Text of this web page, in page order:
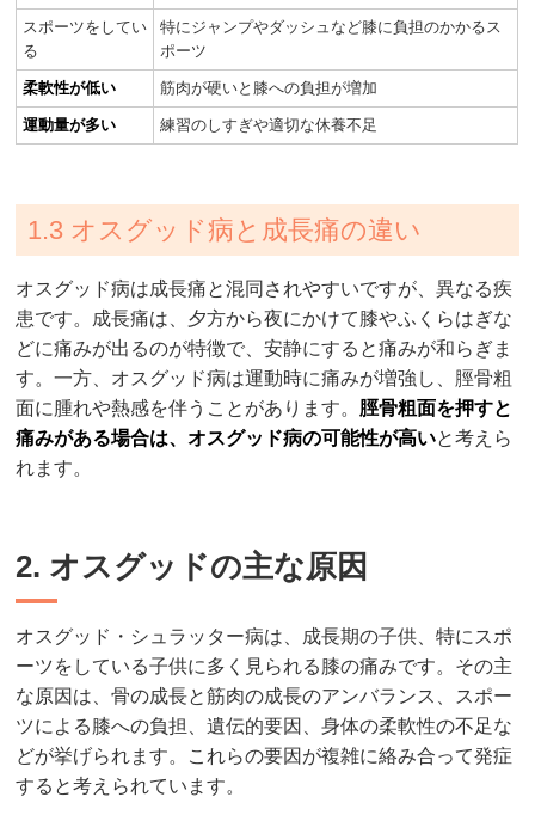
スポーツをしてい
る
特にジャンプやダッシュなど膝に負担のかかるス
ポーツ
柔軟性が低い 筋肉が硬いと膝への負担が増加
運動量が多い 練習のしすぎや適切な休養不足
1.3 オスグッド病と成長痛の違い
オスグッド病は成長痛と混同されやすいですが、異なる疾
患です。成長痛は、夕方から夜にかけて膝やふくらはぎな
どに痛みが出るのが特徴で、安静にすると痛みが和らぎま
す。一方、オスグッド病は運動時に痛みが増強し、脛骨粗
面に腫れや熱感を伴うことがあります。 脛骨粗面を押すと
痛みがある場合は、オスグッド病の可能性が高いと考えら
れます。
2. オスグッドの主な原因
オスグッド・シュラッター病は、成長期の子供、特にスポ
ーツをしている子供に多く見られる膝の痛みです。その主
な原因は、骨の成長と筋肉の成長のアンバランス、スポー
ツによる膝への負担、遺伝的要因、身体の柔軟性の不足な
どが挙げられます。これらの要因が複雑に絡み合って発症
すると考えられています。